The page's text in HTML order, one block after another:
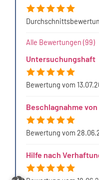
Alle Bewertungen (99)
Untersuchungshaft
Bewertung vom
Beschlagnahme
Bewertung vom
Hilfe nach